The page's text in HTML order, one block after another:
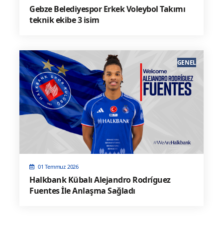
Gebze Belediyespor Erkek Voleybol Takımı
teknik ekibe 3 isim
01 Temmuz 2026
Halkbank Kübalı Alejandro Rodríguez
Fuentes İle Anlaşma Sağladı
GENEL